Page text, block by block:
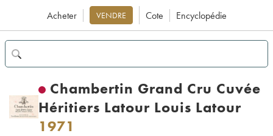
Acheter VENDRE Cote Encyclopédie
Chambertin Grand Cru Cuvée
Héritiers Latour Louis Latour
1971